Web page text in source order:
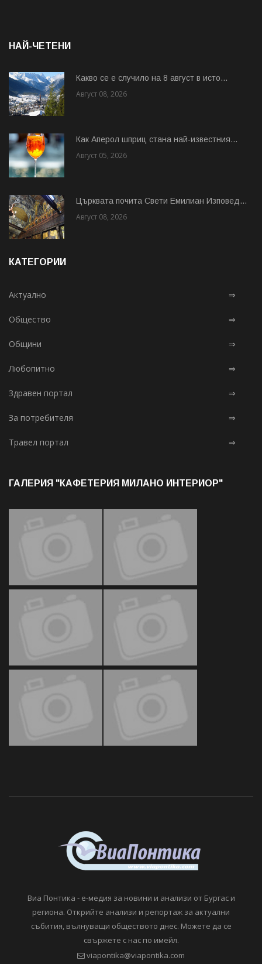
НАЙ-ЧЕТЕНИ
Какво се е случило на 8 август в исто...
Август 08, 2026
Как Аперол шприц стана най-известния...
Август 05, 2026
Църквата почита Свeти Емилиан Изповед...
Август 08, 2026
КАТЕГОРИИ
Актуално ⇒
Общество ⇒
Общини ⇒
Любопитно ⇒
Здравен портал ⇒
За потребителя ⇒
Травел портал ⇒
ГАЛЕРИЯ "КАФЕТЕРИЯ МИЛАНО ИНТЕРИОР"
Виа Понтика - е-медия за новини и анализи от Бургас и
региона. Открийте анализи и репортаж за актуални
събития, вълнуващи обществото днес. Можете да се
свържете с нас по имейл.
viapontika@viapontika.com